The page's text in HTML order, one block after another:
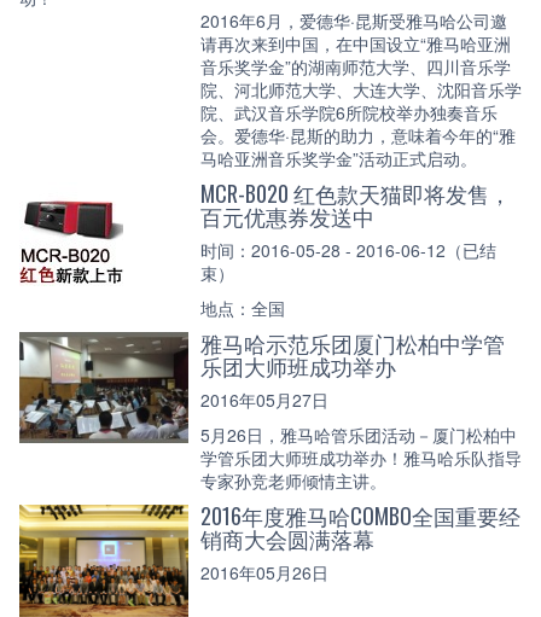
2016年6月，爱德华·昆斯受雅马哈公司邀
请再次来到中国，在中国设立“雅马哈亚洲
音乐奖学金”的湖南师范大学、四川音乐学
院、河北师范大学、大连大学、沈阳音乐学
院、武汉音乐学院6所院校举办独奏音乐
会。爱德华·昆斯的助力，意味着今年的“雅
马哈亚洲音乐奖学金”活动正式启动。
MCR-B020 红色款天猫即将发售，
百元优惠券发送中
时间：2016-05-28 - 2016-06-12（已结
束）
地点：全国
雅马哈示范乐团厦门松柏中学管
乐团大师班成功举办
2016年05月27日
5月26日，雅马哈管乐团活动－厦门松柏中
学管乐团大师班成功举办！雅马哈乐队指导
专家孙竞老师倾情主讲。
2016年度雅马哈COMBO全国重要经
销商大会圆满落幕
2016年05月26日